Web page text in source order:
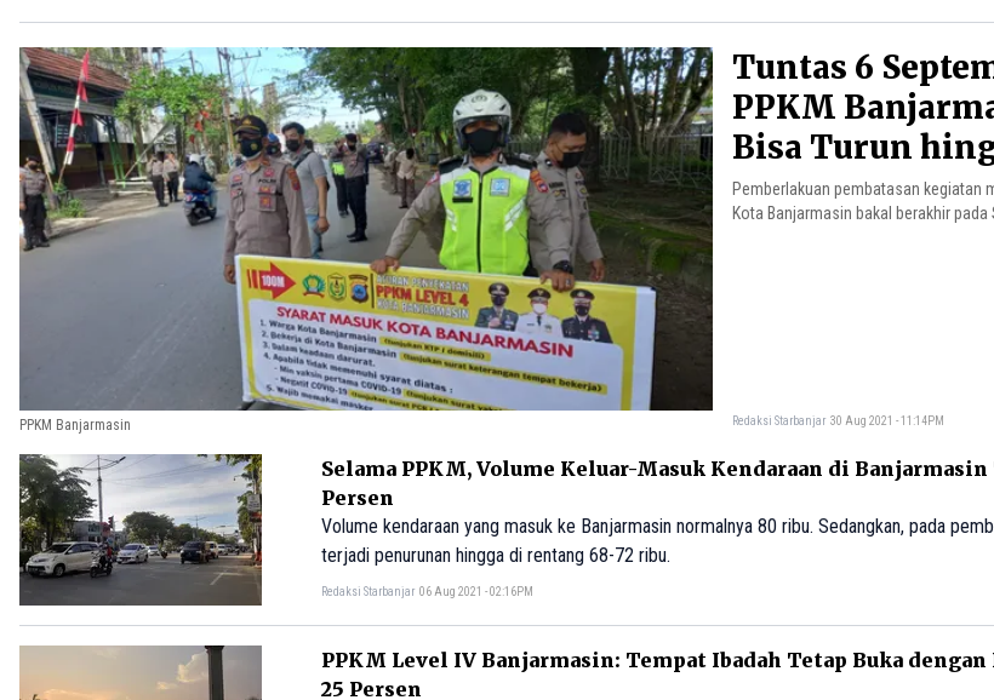
Tuntas 6
PPKM
Bisa Turun
Pemberlakuan pembatasan kegiatan
Kota Banjarmasin bakal berakhir
Redaksi Starbanjar 30 Aug 2021 - 11:14PM
PPKM Banjarmasin
Selama PPKM, Volume Keluar-Masuk Kendaraan di
Persen
Volume kendaraan yang masuk ke Banjarmasin normalnya 80 ribu. Sedangkan, pada
terjadi penurunan hingga di rentang 68-72 ribu.
Redaksi Starbanjar 06 Aug 2021 - 02:16PM
PPKM Level IV Banjarmasin: Tempat Ibadah Tetap Buka
25 Persen